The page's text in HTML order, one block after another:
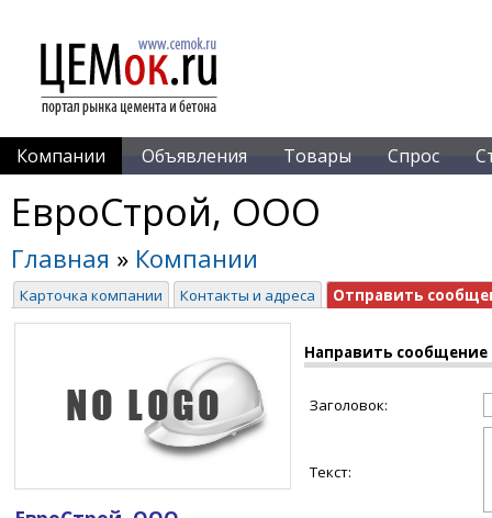
Компании Объявления Товары Спрос
ЕвроСтрой, ООО
Главная » Компании
Карточка компании Контакты и адреса Отправить
Направить
Заголовок:
Текст: